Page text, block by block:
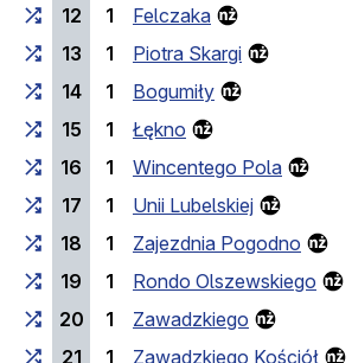
12
1
Felczaka
13
1
Piotra Skargi
14
1
Bogumiły
15
1
Łękno
16
1
Wincentego Pola
17
1
Unii Lubelskiej
18
1
Zajezdnia Pogodno
19
1
Rondo Olszewskiego
20
1
Zawadzkiego
21
1
Zawadzkiego Kościół